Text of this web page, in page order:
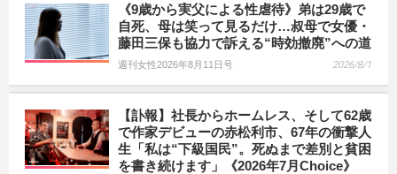
《9歳から実父による性虐待》弟は29歳で
自死、母は笑って見るだけ…叔母で女優・
藤田三保も協力で訴える“時効撤廃”への道
週刊女性2026年8月11日号 2026/8/1
【訃報】社長からホームレス、そして62歳
で作家デビューの赤松利市、67年の衝撃人
生「私は“下級国民”。死ぬまで差別と貧困
を書き続けます」《2026年7月Choice》